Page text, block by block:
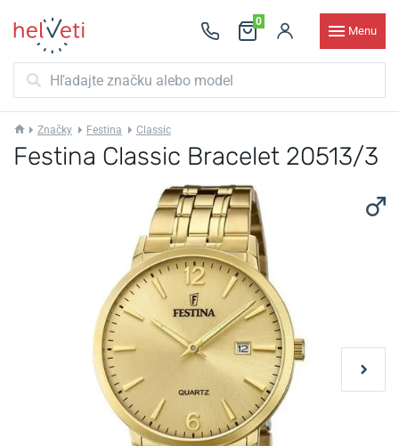
0
Menu
Značky Festina Classic
Festina Classic Bracelet 20513/3